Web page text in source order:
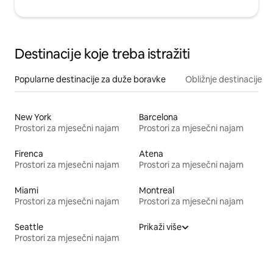
Destinacije koje treba istražiti
Popularne destinacije za duže boravke Obližnje destinacije
New York
Prostori za mjesečni najam
Barcelona
Prostori za mjesečni najam
Firenca
Prostori za mjesečni najam
Atena
Prostori za mjesečni najam
Miami
Prostori za mjesečni najam
Montreal
Prostori za mjesečni najam
Seattle
Prostori za mjesečni najam
Prikaži više